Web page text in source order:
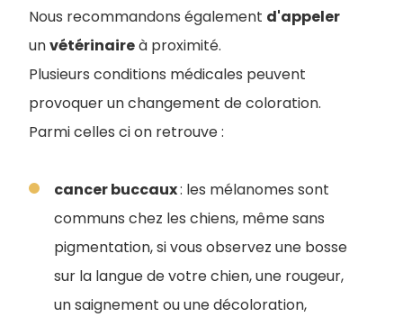
Nous recommandons également d'appeler
unvétérinaireà proximité.
Plusieurs conditions médicales peuvent
provoquer un changement de coloration.
Parmi celles ci on retrouve :
cancer buccaux: les mélanomes sont
communs chez les chiens, même sans
pigmentation, si vous observez une bosse
sur la langue de votre chien, une rougeur,
un saignement ou une décoloration,